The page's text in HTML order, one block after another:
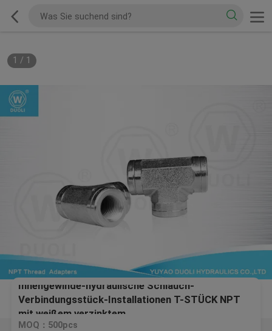
1 / 1
Innengewinde-hydraulische Schlauch-
Verbindungsstück-Installationen T-STÜCK NPT
mit weißem verzinktem
MOQ：500pcs